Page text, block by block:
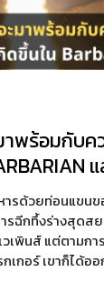
าพร้อมกับ
รด้วยท่อนแขนข
รฉีกทึ้งร่างสุดส
วเพินส์ แต่ตามก
เกอร์ เขาก็ได้อ